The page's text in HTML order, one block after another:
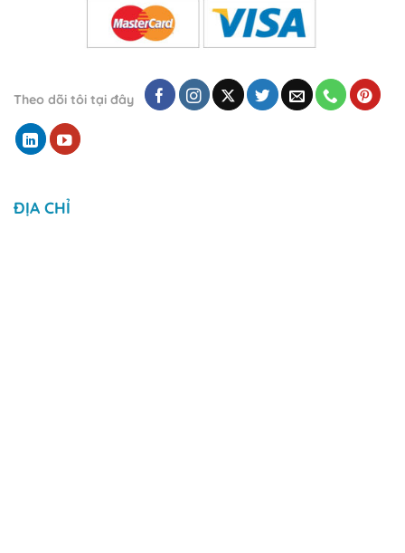
Theo dõi tôi tại đây
ĐỊA CHỈ